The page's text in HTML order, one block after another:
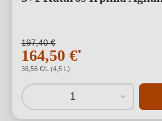
197,40 €
164,50 €*
36,56 €/L (4,5 L)
1